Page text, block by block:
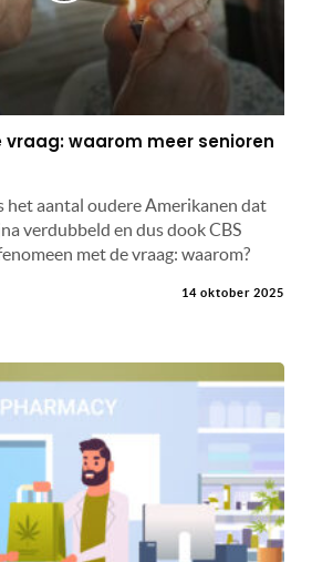
vraag: waarom meer senioren
het aantal oudere Amerikanen dat
verdubbeld en dus dook CBS
met de vraag: waarom?
14 oktober 2025